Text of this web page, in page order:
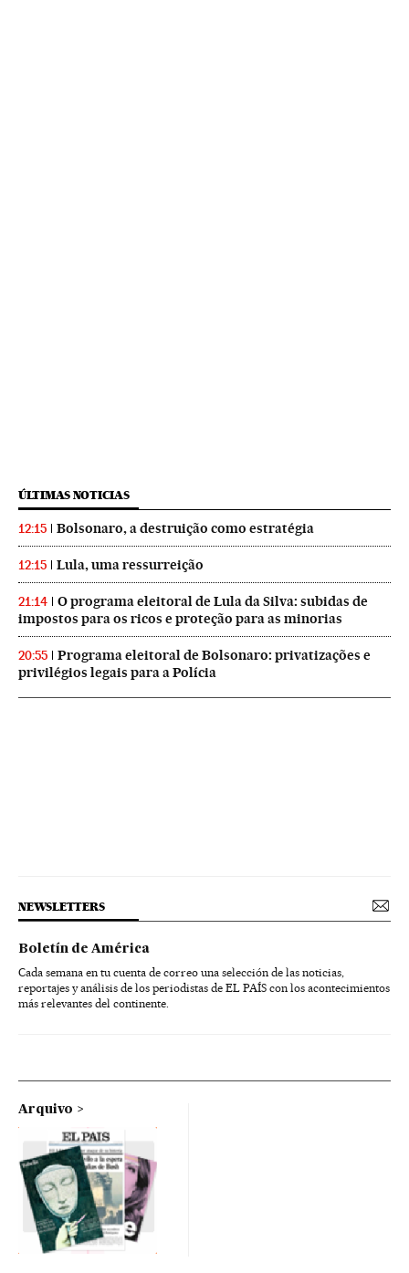
ÚLTIMAS NOTICIAS
12:15 Bolsonaro, a destruição como estratégia
12:15 Lula, uma ressurreição
21:14
O programa eleitoral de Lula da Silva: subidas de
impostos para os ricos e proteção para as minorias
20:55
Programa eleitoral de Bolsonaro: privatizações e
privilégios legais para a Polícia
NEWSLETTERS
Boletín de América
Cada semana en tu cuenta de correo una selección de las noticias,
reportajes y análisis de los periodistas de EL PAÍS con los acontecimientos
más relevantes del continente.
Arquivo